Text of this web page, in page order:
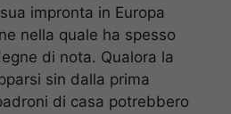
impronta in Europa
nella quale ha spesso
di nota. Qualora la
sin dalla prima
di casa potrebbero